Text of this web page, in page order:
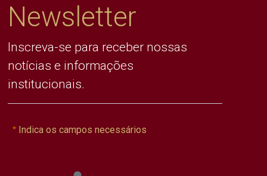
Newsletter
Inscreva-se para receber nossas
notícias e informações
institucionais.
Indica os campos necessários